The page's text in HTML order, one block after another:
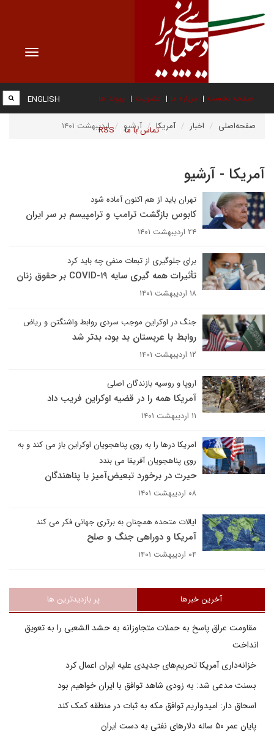
Toggle
صفحه نخست درباره ما عضویت پیوند ها
تماس با ما RSS
ENGLISH
صفحه‌اصلی اخبار آمریکا آرشیو اردیبهشت ۱۴۰۱
آمریکا - آرشیو
تهران باید از هم اکنون آماده شود
کابوس بازگشت ترامپ و ترامپیسم بر سر ایران
۲۴ اردیبهشت ۱۴۰۱
برای جلوگیری از تبعات منفی چه باید کرد
تأثیرات همه گیری سایه COVID-۱۹ بر حقوق زنان
۱۸ اردیبهشت ۱۴۰۱
جنگ در اوکراین موجب سردی روابط واشنگتن و ریاض
روابط با عربستان بد بود، بدتر شد
۱۲ اردیبهشت ۱۴۰۱
اروپا و روسیه بازندگان اصلی
آمریکا همه را در قضیه اوکراین فریب داد
۱۱ اردیبهشت ۱۴۰۱
امریکا درها را به روی پناهجویان اوکراین باز می کند و به
روی پناهجویان آفریقا می بندد
حیرت در برخورد تبعیض‌آمیز با پناهندگان
۰۸ اردیبهشت ۱۴۰۱
ایالات متحده همچنان به برتری جهانی فکر می کند
آمریکا و دوراهی جنگ و صلح
۰۴ اردیبهشت ۱۴۰۱
آخرین خبرها پر بازدیدترین ها
مقاومت عراق پاسخ به حملات متجاوزانه به حشد الشعبی را به تعویق
انداخت
خزانه‌داری آمریکا تحریم‌های جدیدی علیه ایران اعمال کرد
بسنت مدعی شد: به زودی شاهد توافق با ایران خواهیم بود
اسحاق دار: امیدواریم توافق مکه به ثبات در منطقه کمک کند
پایان عمر ۵۰ ساله دلارهای نفتی به دست ایران